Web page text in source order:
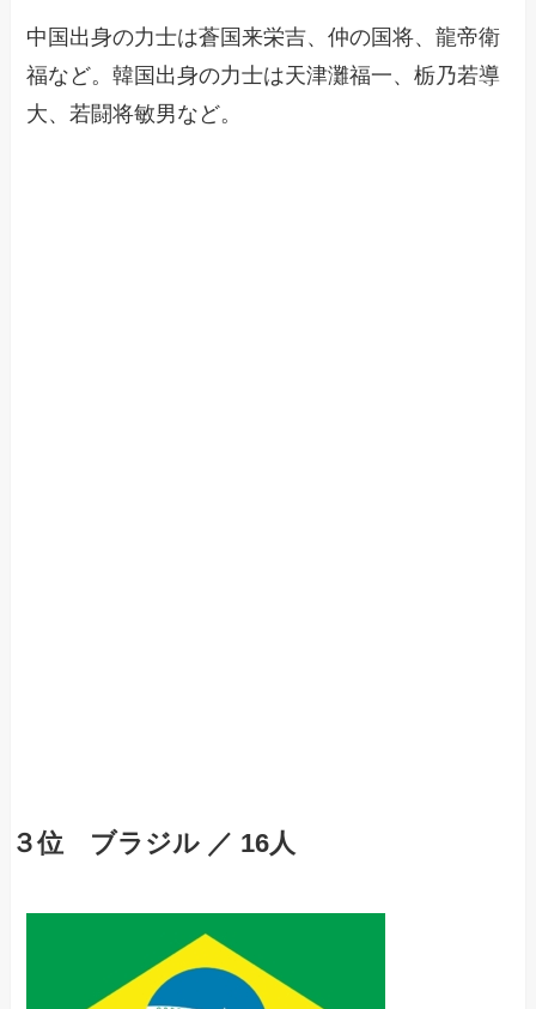
中国出身の力士は蒼国来栄吉、仲の国将、龍帝衛
福など。韓国出身の力士は天津灘福一、栃乃若導
大、若闘将敏男など。
３位 ブラジル ／ 16人